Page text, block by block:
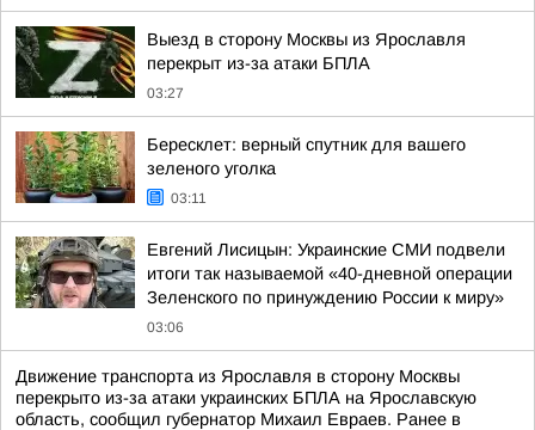
Выезд в сторону Москвы из Ярославля
перекрыт из-за атаки БПЛА
03:27
Бересклет: верный спутник для вашего
зеленого уголка
03:11
Евгений Лисицын: Украинские СМИ подвели
итоги так называемой «40-дневной операции
Зеленского по принуждению России к миру»
03:06
Движение транспорта из Ярославля в сторону Москвы
перекрыто из-за атаки украинских БПЛА на Ярославскую
область, сообщил губернатор Михаил Евраев. Ранее в